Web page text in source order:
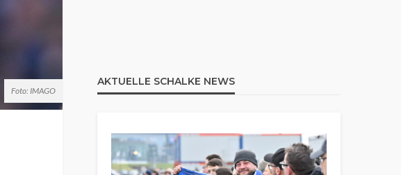
Foto: IMAGO
AKTUELLE SCHALKE NEWS